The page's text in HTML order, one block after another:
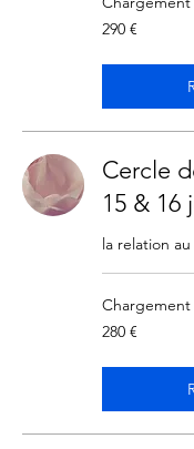
290
euros
290 €
Cercle
15 & 16
la relation
Chargement
280
euros
280 €